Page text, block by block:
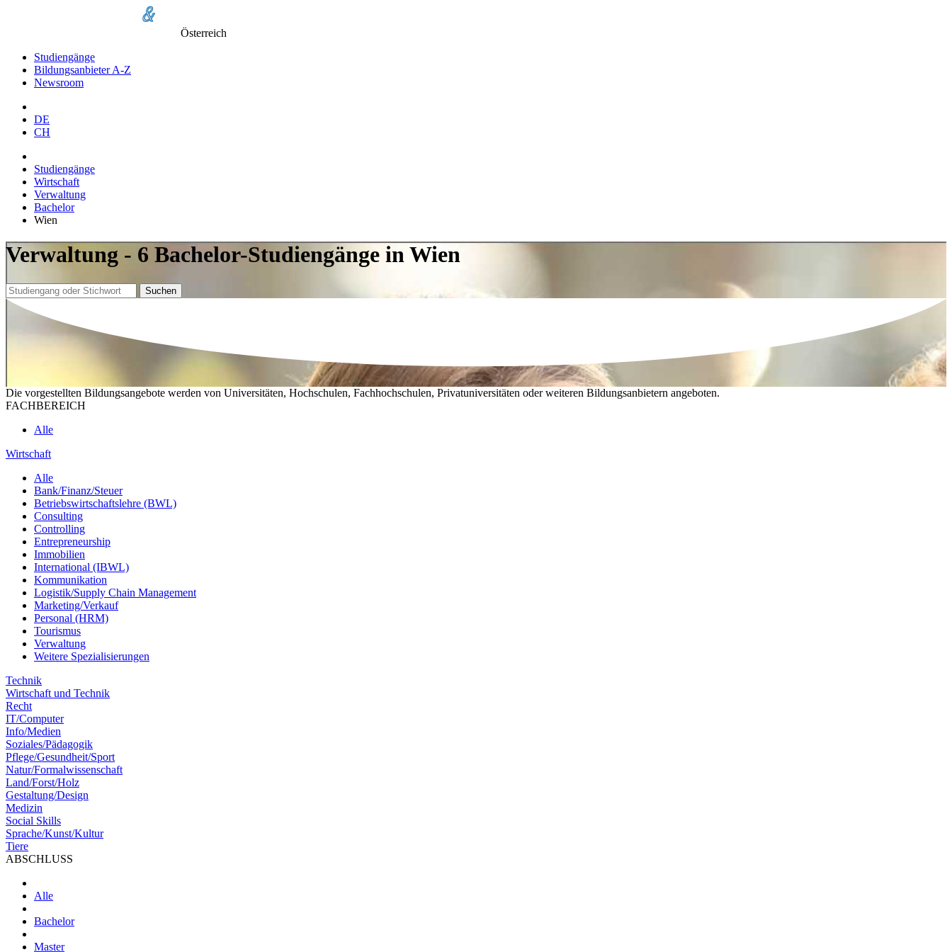
Österreich
Studiengänge
Bildungsanbieter A-Z
Newsroom
DE
CH
Studiengänge
Wirtschaft
Verwaltung
Bachelor
Wien
Verwaltung - 6 Bachelor-Studiengänge in Wien
Suchen
Die vorgestellten Bildungsangebote werden von Universitäten, Hochschulen, Fachhochschulen, Privatuniversitäten oder weiteren Bildungsanbietern angeboten.
FACHBEREICH
Alle
Wirtschaft
Alle
Bank/Finanz/Steuer
Betriebswirtschaftslehre (BWL)
Consulting
Controlling
Entrepreneurship
Immobilien
International (IBWL)
Kommunikation
Logistik/Supply Chain Management
Marketing/Verkauf
Personal (HRM)
Tourismus
Verwaltung
Weitere Spezialisierungen
Technik
Wirtschaft und Technik
Recht
IT/Computer
Info/Medien
Soziales/Pädagogik
Pflege/Gesundheit/Sport
Natur/Formalwissenschaft
Land/Forst/Holz
Gestaltung/Design
Medizin
Social Skills
Sprache/Kunst/Kultur
Tiere
ABSCHLUSS
Alle
Bachelor
Master